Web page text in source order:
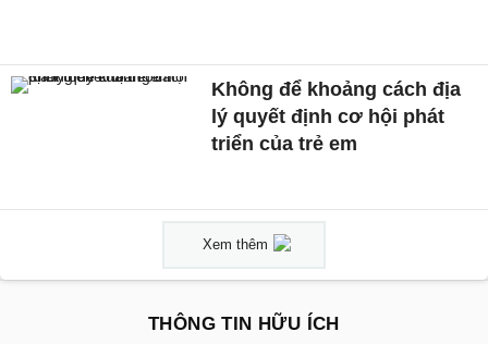
Không để khoảng cách địa
lý quyết định cơ hội phát
triển của trẻ em
Xem thêm
THÔNG TIN HỮU ÍCH